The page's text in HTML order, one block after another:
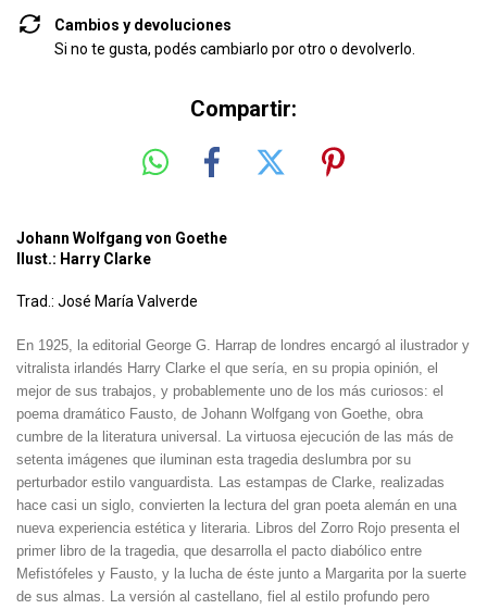
Cambios y devoluciones
Si no te gusta, podés cambiarlo por otro o devolverlo.
Compartir:
Johann Wolfgang von Goethe
Ilust.: Harry Clarke
Trad.: José María Valverde
En 1925, la editorial George G. Harrap de londres encargó al ilustrador y
vitralista irlandés Harry Clarke el que sería, en su propia opinión, el
mejor de sus trabajos, y probablemente uno de los más curiosos: el
poema dramático Fausto, de Johann Wolfgang von Goethe, obra
cumbre de la literatura universal. La virtuosa ejecución de las más de
setenta imágenes que iluminan esta tragedia deslumbra por su
perturbador estilo vanguardista. Las estampas de Clarke, realizadas
hace casi un siglo, convierten la lectura del gran poeta alemán en una
nueva experiencia estética y literaria. Libros del Zorro Rojo presenta el
primer libro de la tragedia, que desarrolla el pacto diabólico entre
Mefistófeles y Fausto, y la lucha de éste junto a Margarita por la suerte
de sus almas. La versión al castellano, fiel al estilo profundo pero